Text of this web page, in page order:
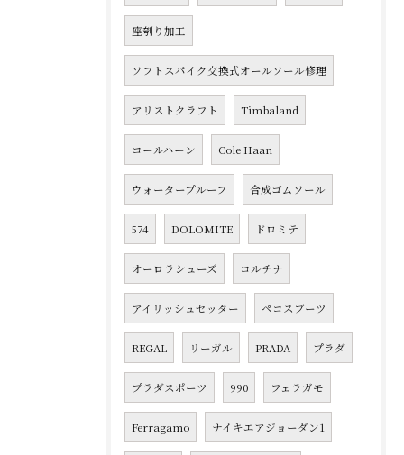
座刳り加工
ソフトスパイク交換式オールソール修理
アリストクラフト Timbaland
コールハーン Cole Haan
ウォータープルーフ 合成ゴムソール
574 DOLOMITE ドロミテ
オーロラシューズ コルチナ
アイリッシュセッター ペコスブーツ
REGAL リーガル PRADA プラダ
プラダスポーツ 990 フェラガモ
Ferragamo ナイキエアジョーダン1